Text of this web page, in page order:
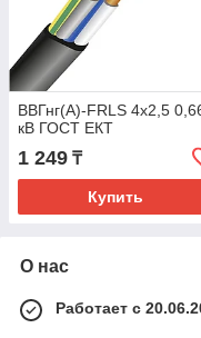
ВВГнг(А)-FRLS 4х2,5
кВ ГОСТ ЕКТ
1 249 ₸
Купить
О нас
Работает с